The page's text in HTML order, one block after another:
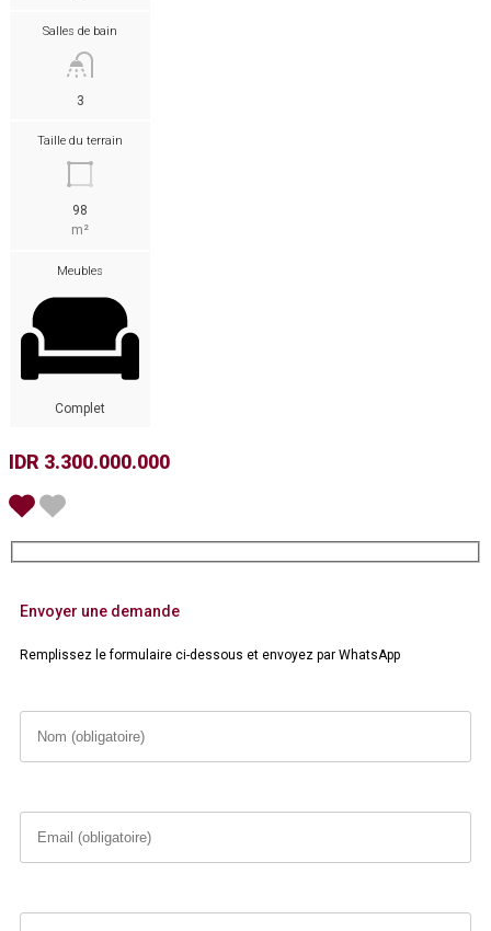
Salles de bain
3
Taille du terrain
98
m²
Meubles
Complet
IDR 3.300.000.000
Envoyer une demande
Remplissez le formulaire ci-dessous et envoyez par WhatsApp